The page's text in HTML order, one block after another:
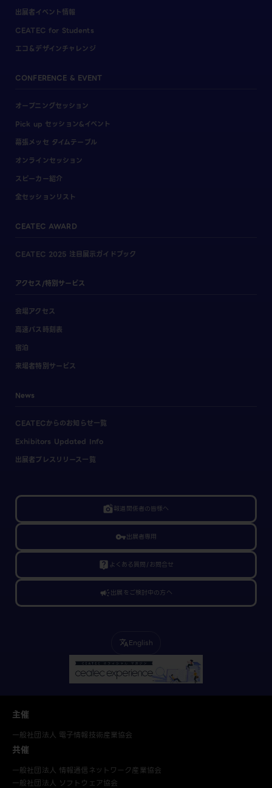
出展者イベント情報
CEATEC for Students
エコ＆デザインチャレンジ
CONFERENCE & EVENT
オープニングセッション
Pick up セッション&イベント
幕張メッセ タイムテーブル
オンラインセッション
スピーカー紹介
全セッションリスト
CEATEC AWARD
CEATEC 2025 注目展示ガイドブック
アクセス/特別サービス
会場アクセス
高速バス時刻表
宿泊
来場者特別サービス
News
CEATECからのお知らせ一覧
Exhibitors Updated Info
出展者プレスリリース一覧
linked_camera報道関係者の皆様へ
vpn_key出展者専用
live_help よくある質問/お問合せ
campaign出展をご検討中の方へ
translateEnglish
主催
一般社団法人 電子情報技術産業協会
共催
一般社団法人 情報通信ネットワーク産業協会
一般社団法人 ソフトウェア協会